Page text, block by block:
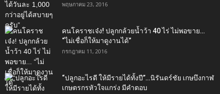
พฤษภาคม 23, 2016
คนโคราชเจ๋ง! ปลูกกล้วยน้ำว้า 40 ไร่ ไม่พอขาย…
“ไม่เชื่อก็ให้มาดูงานได้”‬
กรกฎาคม 11, 2016
“ปลูกอะไรดี ให้มีรายได้ทั้งปี”…นิรันดร์ชัย เกษบึงกาฬ
เกษตรกรหัวใจแกร่ง มีคำตอบ